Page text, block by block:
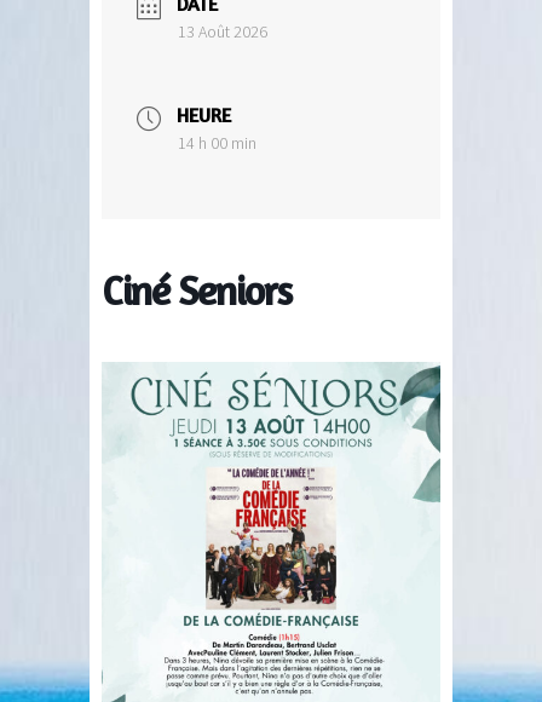
13 Août 2026
HEURE
14 h 00 min
Ciné Seniors